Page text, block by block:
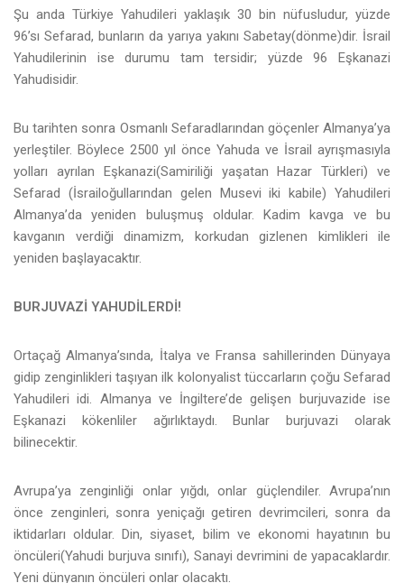
Şu anda Türkiye Yahudileri yaklaşık 30 bin nüfusludur, yüzde
96’sı Sefarad, bunların da yarıya yakını Sabetay(dönme)dir. İsrail
Yahudilerinin ise durumu tam tersidir; yüzde 96 Eşkanazi
Yahudisidir.
Bu tarihten sonra Osmanlı Sefaradlarından göçenler Almanya’ya
yerleştiler. Böylece 2500 yıl önce Yahuda ve İsrail ayrışmasıyla
yolları ayrılan Eşkanazi(Samiriliği yaşatan Hazar Türkleri) ve
Sefarad (İsrailoğullarından gelen Musevi iki kabile) Yahudileri
Almanya’da yeniden buluşmuş oldular. Kadim kavga ve bu
kavganın verdiği dinamizm, korkudan gizlenen kimlikleri ile
yeniden başlayacaktır.
BURJUVAZİ YAHUDİLERDİ!
Ortaçağ Almanya’sında, İtalya ve Fransa sahillerinden Dünyaya
gidip zenginlikleri taşıyan ilk kolonyalist tüccarların çoğu Sefarad
Yahudileri idi. Almanya ve İngiltere’de gelişen burjuvazide ise
Eşkanazi kökenliler ağırlıktaydı. Bunlar burjuvazi olarak
bilinecektir.
Avrupa’ya zenginliği onlar yığdı, onlar güçlendiler. Avrupa’nın
önce zenginleri, sonra yeniçağı getiren devrimcileri, sonra da
iktidarları oldular. Din, siyaset, bilim ve ekonomi hayatının bu
öncüleri(Yahudi burjuva sınıfı), Sanayi devrimini de yapacaklardır.
Yeni dünyanın öncüleri onlar olacaktı.